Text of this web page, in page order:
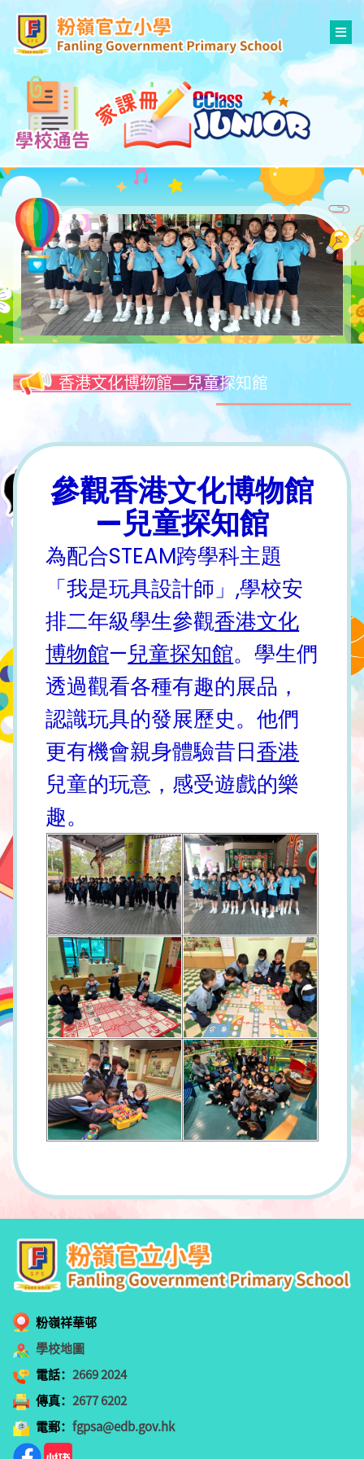
香港文化博物館—兒童探知館
參觀香港文化博物館
—兒童探知館
為配合STEAM跨學科主題
「我是玩具設計師」,學校安
排二年級學生參觀香港文化
博物館—兒童探知館。學生們
透過觀看各種有趣的展品，
認識玩具的發展歷史。他們
更有機會親身體驗昔日香港
兒童的玩意，感受遊戲的樂
趣。
粉嶺祥華邨
學校地圖
電話：2669 2024
傳真：2677 6202
電郵：fgpsa@edb.gov.hk